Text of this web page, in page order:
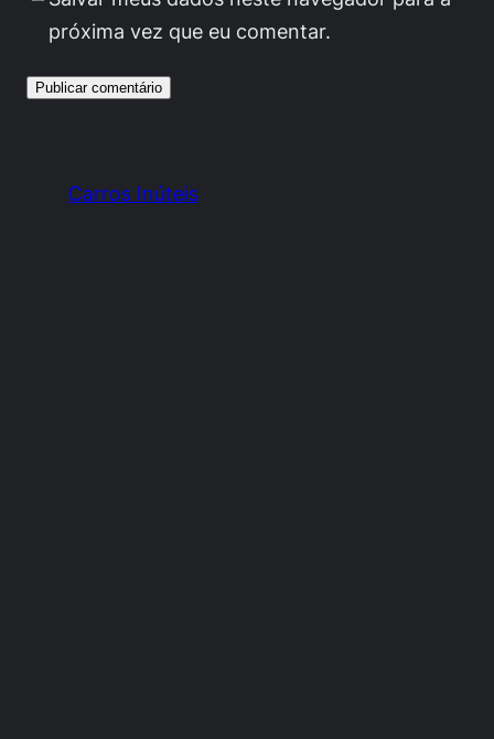
próxima vez que eu comentar.
Carros Inúteis